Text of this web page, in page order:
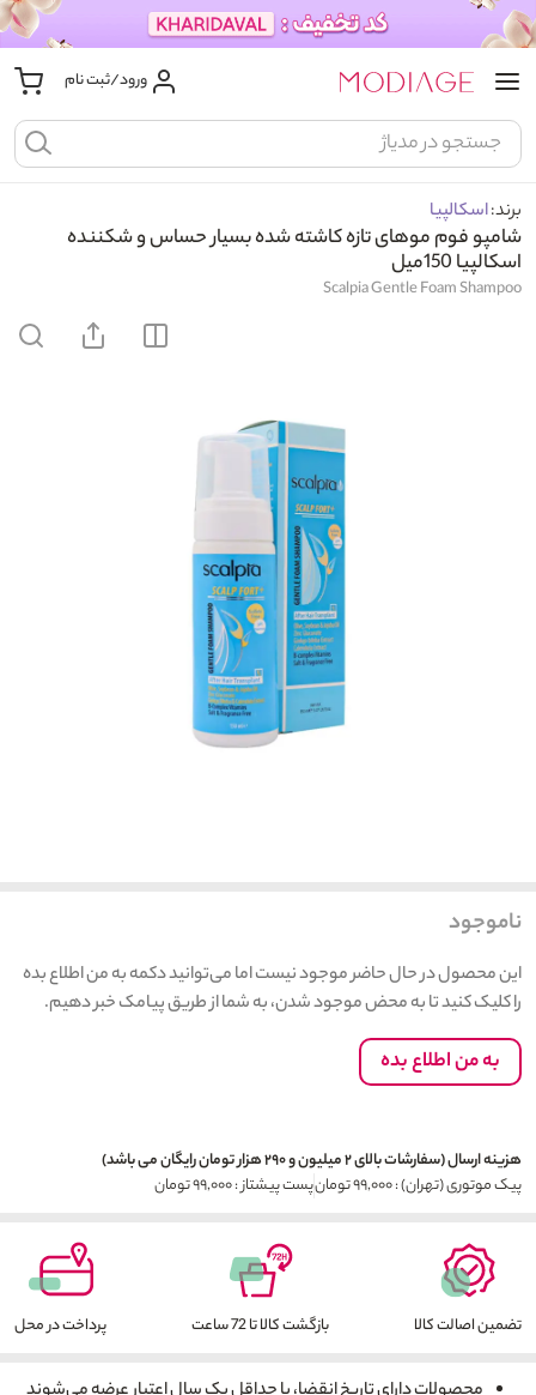
ورود/ثبت نام
برند:اسکالپیا
شامپو فوم موهای تازه کاشته شده بسیار حساس و شکننده
اسکالپیا 150میل
Scalpia Gentle Foam Shampoo
ناموجود
این محصول در حال حاضر موجود نیست اما می‌توانید دکمه به من اطلاع بده
را کلیک کنید تا به محض موجود شدن، به شما از طریق پیامک خبر دهیم.
به من اطلاع بده
هزینه ارسال (سفارشات بالای ۲ میلیون و ۲۹۰ هزار تومان رایگان می باشد)
پیک موتوری (تهران) : ۹۹,۰۰۰ تومان
پست پیشتاز : ۹۹,۰۰۰ تومان
تضمین اصالت کالا بازگشت کالا تا 72 ساعت پرداخت در محل